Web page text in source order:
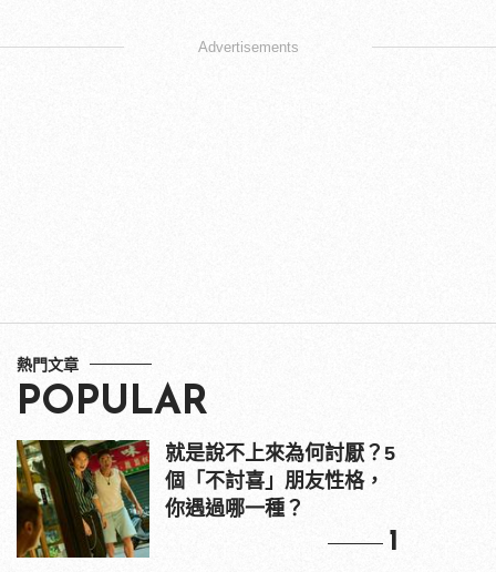
Advertisements
熱門文章
POPULAR
就是說不上來為何討厭？5
個「不討喜」朋友性格，
你遇過哪一種？
1